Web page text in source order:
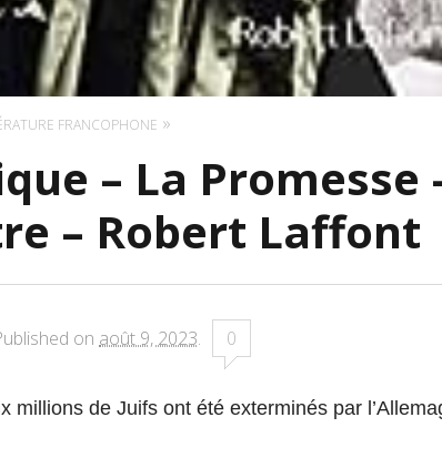
FRANCOPHONE
– La Promesse
– Robert Laffont
on août 9, 2023. 0
millions de Juifs ont été exterminés par